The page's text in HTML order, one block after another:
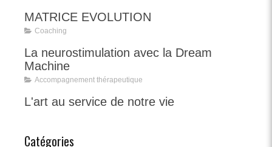
MATRICE EVOLUTION
Coaching
La neurostimulation avec la Dream
Machine
Accompagnement thérapeutique
L'art au service de notre vie
Catégories